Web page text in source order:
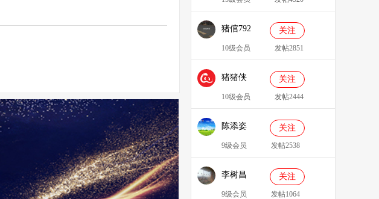
猪倌792 关注
10级会员 发帖2851
猪猪侠
086349
关注
10级会员 发帖2444
陈添姿 关注
9级会员 发帖2538
李树昌 关注
9级会员 发帖1064